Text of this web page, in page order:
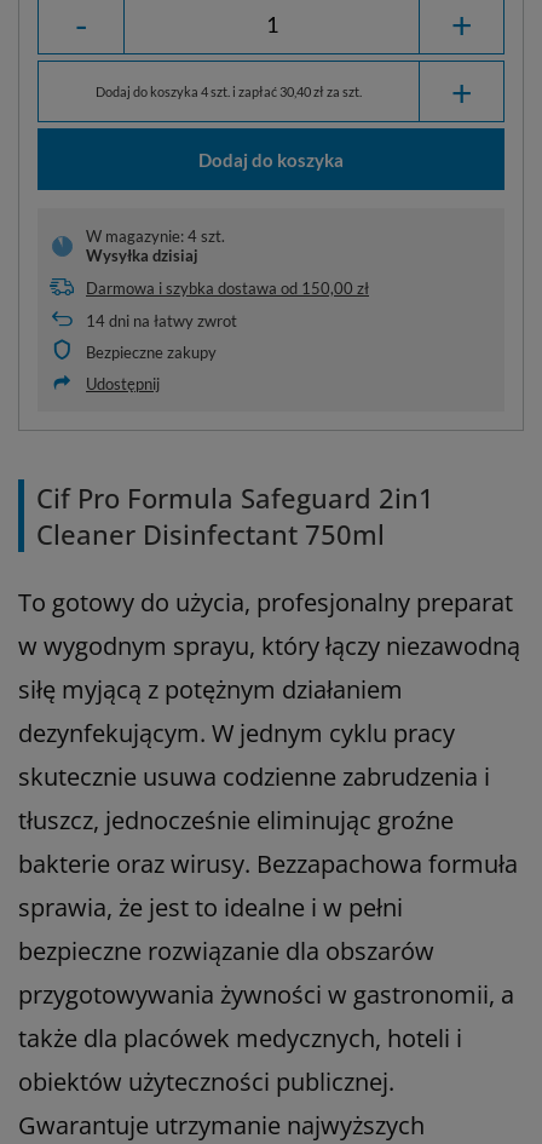
- +
Dodaj do koszyka 4 szt. i zapłać 30,40 zł za szt. +
Dodaj do koszyka
W magazynie: 4 szt.
Wysyłka dzisiaj
Darmowa i szybka dostawa od 150,00 zł
14dni na łatwy zwrot
Bezpieczne zakupy
Udostępnij
Cif Pro Formula Safeguard 2in1
Cleaner Disinfectant 750ml
To gotowy do użycia, profesjonalny preparat
w wygodnym sprayu, który łączy niezawodną
siłę myjącą z potężnym działaniem
dezynfekującym. W jednym cyklu pracy
skutecznie usuwa codzienne zabrudzenia i
tłuszcz, jednocześnie eliminując groźne
bakterie oraz wirusy. Bezzapachowa formuła
sprawia, że jest to idealne i w pełni
bezpieczne rozwiązanie dla obszarów
przygotowywania żywności w gastronomii, a
także dla placówek medycznych, hoteli i
obiektów użyteczności publicznej.
Gwarantuje utrzymanie najwyższych